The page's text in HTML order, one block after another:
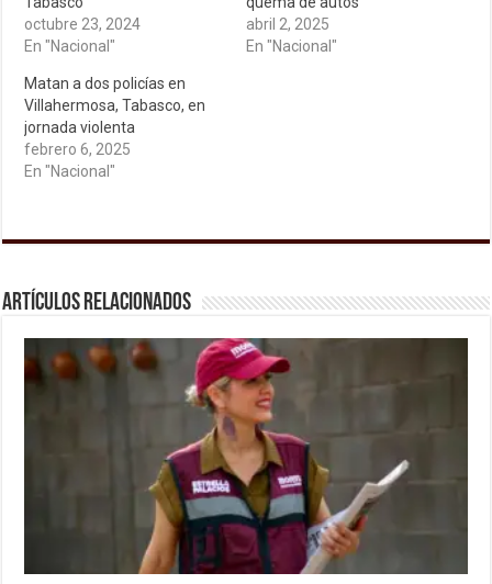
octubre 23, 2024
En "Nacional"
abril 2, 2025
En "Nacional"
Matan a dos policías en
Villahermosa, Tabasco, en
jornada violenta
febrero 6, 2025
En "Nacional"
Artículos relacionados